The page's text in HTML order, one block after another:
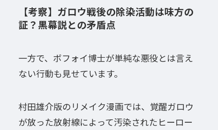
【考察】ガロウ戦後の除染活動は味方の
証？黒幕説との矛盾点
一方で、ボフォイ博士が単純な悪役とは言え
ない行動も見せています。
村田雄介版のリメイク漫画では、覚醒ガロウ
が放った放射線によって汚染されたヒーロー